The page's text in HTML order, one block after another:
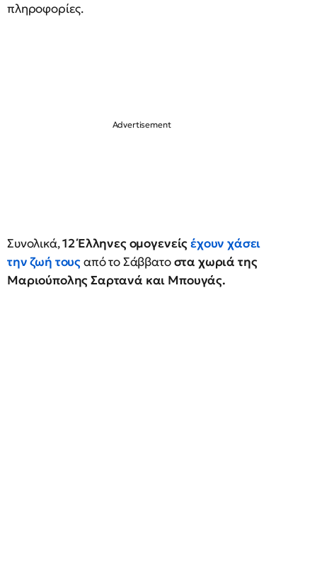
πληροφορίες.
Συνολικά,12 Έλληνες ομογενείςέχουν χάσει
την ζωή τουςαπό το Σάββατοστα χωριά της
Μαριούπολης Σαρτανά και Μπουγάς.